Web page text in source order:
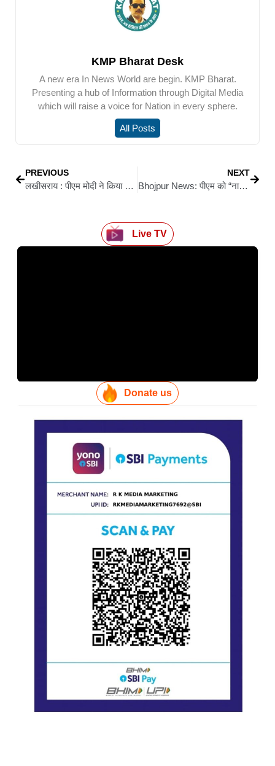
KMP Bharat Desk
A new era In News World are begin. KMP Bharat.
Presenting a hub of Information through Digital Media
which will raise a voice for Nation in every sphere.
All Posts
PREVIOUS
लखीसराय : पीएम मोदी ने किया जीविका निधि सहकारी संघ लिमिटेड का शुभारंभ, 105 करोड़ की राशि हस्तांतरित
NEXT
Bhojpur News: पीएम को “नाटककार” बताकर बोले सांसद सुदामा – मां को गाली देने वाला भाजपा का कार्यकर्ता
Live TV
Donate us